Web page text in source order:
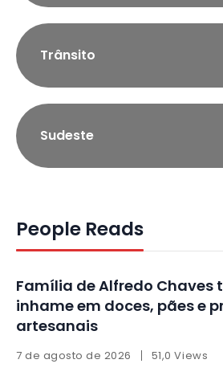
Trânsito
Sudeste
People Reads
Família de Alfredo Chaves
inhame em doces, pães e
artesanais
7 de agosto de 2026 51,0 Views